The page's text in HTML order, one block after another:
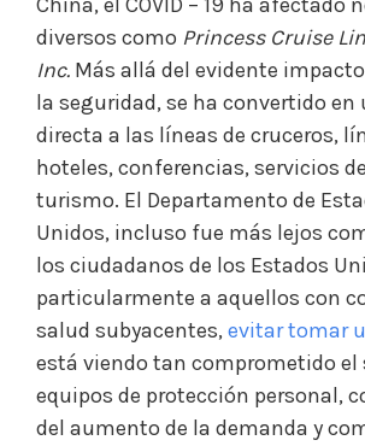
diversos como Princess Cruise
Inc. Más allá del evidente
la seguridad, se ha convertido en
directa a las líneas de cruceros,
hoteles, conferencias, servicios
turismo. El Departamento de
Unidos, incluso fue más lejos
los ciudadanos de los Estados
particularmente a aquellos con
salud subyacentes,evitar tomar
está viendo tan comprometido
equipos de protección personal,
del aumento de la demanda y